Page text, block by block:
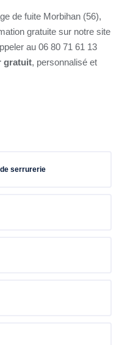
de fuite Morbihan (56),
gratuite sur notre site
au 06 80 71 61 13
gratuit, personnalisé et
serrurerie